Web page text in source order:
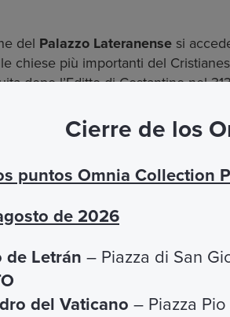
del Palazzo Lateranense si
chiese più importanti del
dopo l’Editto di Costantino nel
posto sul lato sinistro della
preghiera e meditazione per il
a chi lo visita un momento di
Cierre de los
puntos Omnia Collection
de 2026
de Letrán – Piazza di San
del Vaticano – Piazza Pio